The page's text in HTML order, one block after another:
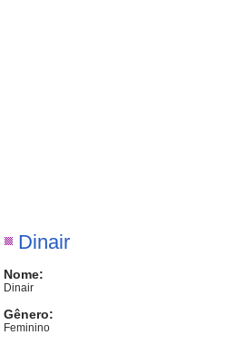
Dinair
Nome:
Dinair
Gênero:
Feminino